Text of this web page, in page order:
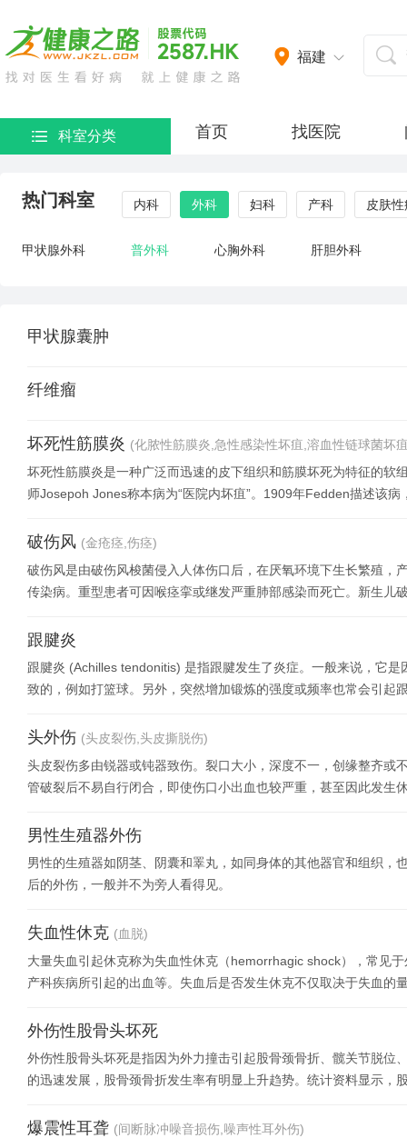
福建
科室分类 首页 找医院
热门科室 内科 外科 妇科 产科 皮肤
甲状腺外科 普外科 心胸外科 肝胆外科
甲状腺囊肿
纤维瘤
坏死性筋膜炎 (化脓性筋膜炎,急性感染性坏疽,溶血性链球菌坏疽,
坏死性筋膜炎是一种广泛而迅速的皮下组织和筋膜坏死为特征的软
师Josepoh Jones称本病为“医院内坏疽”。1909年Fedden描述该病
破伤风 (金疮痉,伤痉)
破伤风是由破伤风梭菌侵入人体伤口后，在厌氧环境下生长繁殖，
传染病。重型患者可因喉痉挛或继发严重肺部感染而死亡。新生儿
跟腱炎
跟腱炎 (Achilles tendonitis) 是指跟腱发生了炎症。一般来说，它
致的，例如打篮球。另外，突然增加锻炼的强度或频率也常会引起
头外伤 (头皮裂伤,头皮撕脱伤)
头皮裂伤多由锐器或钝器致伤。裂口大小，深度不一，创缘整齐或
管破裂后不易自行闭合，即使伤口小出血也较严重，甚至因此发生
男性生殖器外伤
男性的生殖器如阴茎、阴囊和睪丸，如同身体的其他器官和组织，
后的外伤，一般并不为旁人看得见。
失血性休克 (血脱)
大量失血引起休克称为失血性休克（hemorrhagic shock），常见
产科疾病所引起的出血等。失血后是否发生休克不仅取决于失血的
外伤性股骨头坏死
外伤性股骨头坏死是指因为外力撞击引起股骨颈骨折、髋关节脱位
的迅速发展，股骨颈骨折发生率有明显上升趋势。统计资料显示
爆震性耳聋 (间断脉冲噪音损伤,噪声性耳外伤)